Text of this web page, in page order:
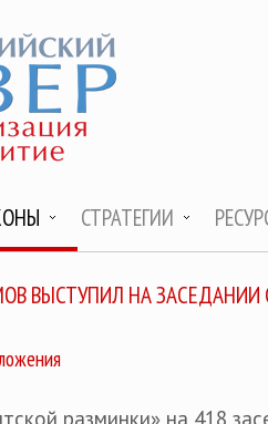
СТРАТЕГИИ
ВЫСТУПИЛ НА
разминки» на 418